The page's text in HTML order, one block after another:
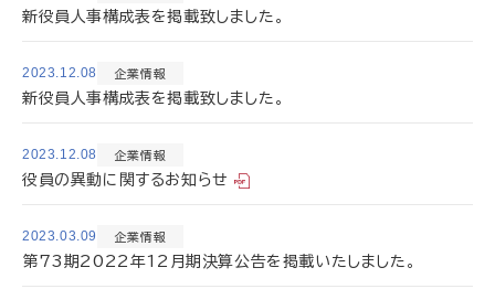
新役員人事構成表を掲載致しました。
2023.12.08 企業情報
新役員人事構成表を掲載致しました。
2023.12.08 企業情報
役員の異動に関するお知らせ
2023.03.09 企業情報
第73期2022年12月期決算公告を掲載いたしました。